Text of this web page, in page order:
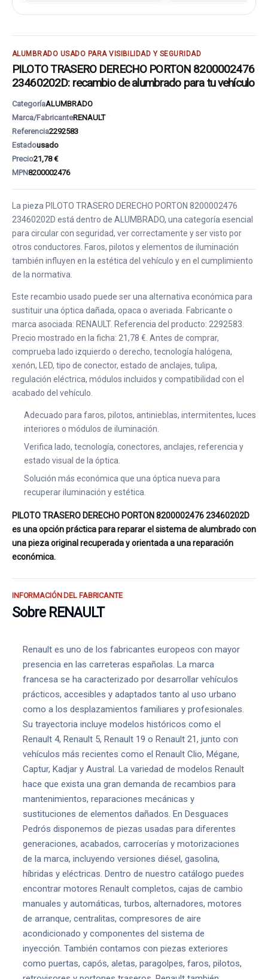
ALUMBRADO USADO PARA VISIBILIDAD Y SEGURIDAD
PILOTO TRASERO DERECHO PORTON 8200002476
23460202D: recambio de alumbrado para tu vehículo
CategoríaALUMBRADO
Marca/FabricanteRENAULT
Referencia2292583
Estadousado
Precio21,78 €
MPN8200002476
La pieza PILOTO TRASERO DERECHO PORTON 8200002476
23460202D está dentro de ALUMBRADO, una categoría esencial
para circular con seguridad, ver correctamente y ser visto por
otros conductores. Faros, pilotos y elementos de iluminación
también influyen en la estética del vehículo y en el cumplimiento
de la normativa.
Este recambio usado puede ser una alternativa económica para
sustituir una óptica dañada, opaca o averiada. Fabricante o
marca asociada: RENAULT. Referencia del producto: 2292583.
Precio mostrado en la ficha: 21,78 €. Antes de comprar,
comprueba lado izquierdo o derecho, tecnología halógena,
xenón, LED, tipo de conector, estado de anclajes, tulipa,
regulación eléctrica, módulos incluidos y compatibilidad con el
acabado del vehículo.
Adecuado para faros, pilotos, antinieblas, intermitentes, luces
interiores o módulos de iluminación.
Verifica lado, tecnología, conectores, anclajes, referencia y
estado visual de la óptica.
Solución más económica que una óptica nueva para
recuperar iluminación y estética.
PILOTO TRASERO DERECHO PORTON 8200002476 23460202D
es una opción práctica para reparar el sistema de alumbrado con
una pieza original recuperada y orientada a una reparación
económica.
INFORMACIÓN DEL FABRICANTE
Sobre RENAULT
Renault es uno de los fabricantes europeos con mayor
presencia en las carreteras españolas. La marca
francesa se ha caracterizado por desarrollar vehículos
prácticos, accesibles y adaptados tanto al uso urbano
como a los desplazamientos familiares y profesionales.
Su trayectoria incluye modelos históricos como el
Renault 4, Renault 5, Renault 19 o Renault 21, junto con
vehículos más recientes como el Renault Clio, Mégane,
Captur, Kadjar y Austral. La variedad de modelos Renault
hace que exista una gran demanda de recambios para
mantenimientos, reparaciones mecánicas y
sustituciones de elementos dañados. En Desguaces
Pedrós disponemos de piezas usadas para diferentes
generaciones, acabados, carrocerías y motorizaciones
de la marca, incluyendo versiones diésel, gasolina,
híbridas y eléctricas. Dentro de nuestro catálogo puedes
encontrar motores Renault completos, cajas de cambio
manuales y automáticas, turbos, alternadores, motores
de arranque, centralitas, compresores de aire
acondicionado y componentes del sistema de
inyección. También contamos con piezas exteriores
como puertas, capós, aletas, paragolpes, faros, pilotos,